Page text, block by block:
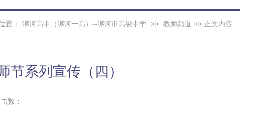
置： 漯河高中（漯河一高）--漯河市高级中学 >> 教师频道 >> 正文内容
节系列宣传（四）
数：